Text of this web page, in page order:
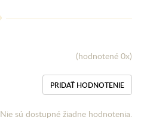
(hodnotené 0x)
PRIDAŤ HODNOTENIE
Nie sú dostupné žiadne hodnotenia.